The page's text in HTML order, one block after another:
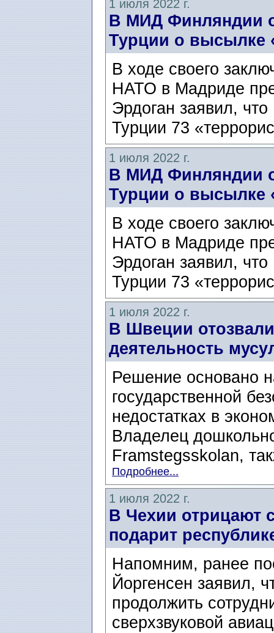
1 июля 2022 г.
В МИД Финляндии
Турции о высылке
В ходе своего
НАТО в Мадриде
Эрдоган заявил,
Турции 73
1 июля 2022 г.
В МИД Финляндии
Турции о высылке
В ходе своего
НАТО в Мадриде
Эрдоган заявил,
Турции 73
1 июля 2022 г.
В Швеции
деятельность
Решение основано
государственной
недостатках в
Владелец
Framstegsskolan,
Подробнее...
1 июля 2022 г.
В Чехии отрицают
подарит
Напомним, ранее
Йоргенсен заявил,
продолжить
сверхзвуковой